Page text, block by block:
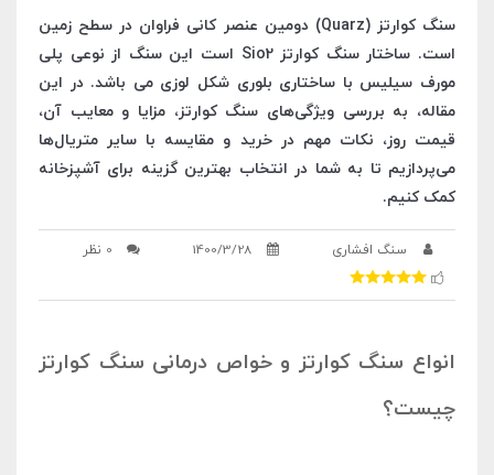
سنگ کوارتز (Quarz) دومین عنصر کانی فراوان در سطح زمین
است. ساختار سنگ کوارتز Sio2 است این سنگ از نوعی پلی
مورف سیلیس با ساختاری بلوری شکل لوزی می باشد. در این
مقاله، به بررسی ویژگی‌های سنگ کوارتز، مزایا و معایب آن،
قیمت روز، نکات مهم در خرید و مقایسه با سایر متریال‌ها
می‌پردازیم تا به شما در انتخاب بهترین گزینه برای آشپزخانه
کمک کنیم.
سنگ افشاری 1400/3/28 0 نظر
انواع سنگ کوارتز و خواص درمانی سنگ کوارتز
چیست؟